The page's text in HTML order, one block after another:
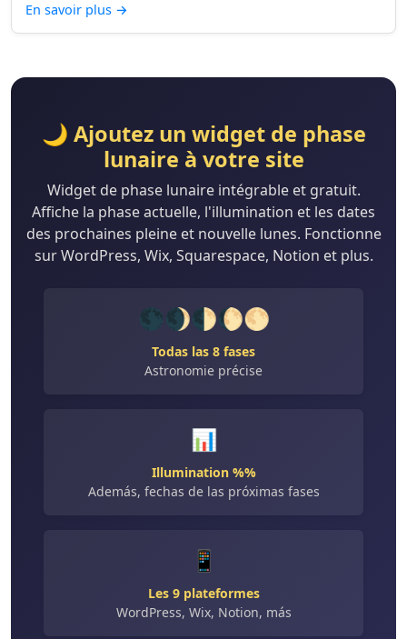
En savoir plus →
🌙 Ajoutez un widget de phase
lunaire à votre site
Widget de phase lunaire intégrable et gratuit.
Affiche la phase actuelle, l'illumination et les dates
des prochaines pleine et nouvelle lunes. Fonctionne
sur WordPress, Wix, Squarespace, Notion et plus.
🌑🌒🌓🌔🌕
Todas las 8 fases
Astronomie précise
📊
Illumination %%
Además, fechas de las próximas fases
📱
Les 9 plateformes
WordPress, Wix, Notion, más